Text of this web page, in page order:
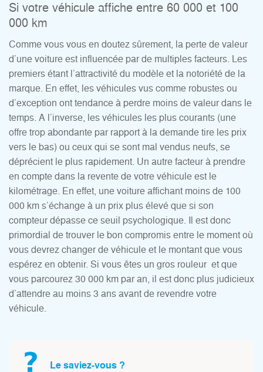
Si votre véhicule affiche entre 60 000 et 100
000 km
Comme vous vous en doutez sûrement, la perte de valeur
d’une voiture est influencée par de multiples facteurs. Les
premiers étant l’attractivité du modèle et la notoriété de la
marque. En effet, les véhicules vus comme robustes ou
d’exception ont tendance à perdre moins de valeur dans le
temps. A l’inverse, les véhicules les plus courants (une
offre trop abondante par rapport à la demande tire les prix
vers le bas) ou ceux qui se sont mal vendus neufs, se
déprécient le plus rapidement. Un autre facteur à prendre
en compte dans la revente de votre véhicule est le
kilométrage. En effet, une voiture affichant moins de 100
000 km s’échange à un prix plus élevé que si son
compteur dépasse ce seuil psychologique. Il est donc
primordial de trouver le bon compromis entre le moment où
vous devrez changer de véhicule et le montant que vous
espérez en obtenir. Si vous êtes un gros rouleur et que
vous parcourez 30 000 km par an, il est donc plus judicieux
d’attendre au moins 3 ans avant de revendre votre
véhicule.
Le saviez-vous ?